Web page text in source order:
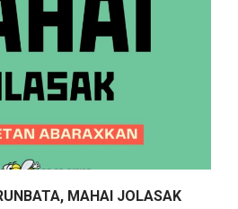
MAHAI JOLASAK